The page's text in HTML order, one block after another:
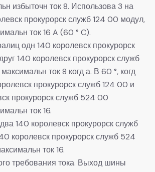
избыточн ток 8. Использова 3 на
прокурорск служб 124 00 модул,
ток 16 A (60 ° C).
одн 140 королевск прокурорск
140 королевск прокурорск служб
ток 8 когд а. В 60 °, когд
прокурорск служб 124 00 и
прокурорск служб 524 00
ток 16.
140 королевск прокурорск служб
королевск прокурорск служб 524
ток 16.
требования тока. Выход шины